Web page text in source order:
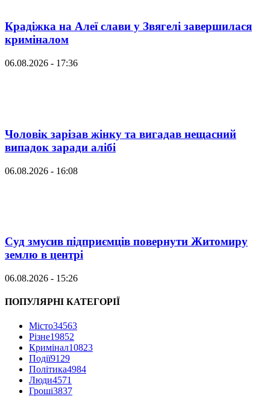
Крадіжка на Алеї слави у Звягелі завершилася
криміналом
06.08.2026 - 17:36
Чоловік зарізав жінку та вигадав нещасний
випадок заради алібі
06.08.2026 - 16:08
Суд змусив підприємців повернути Житомиру
землю в центрі
06.08.2026 - 15:26
ПОПУЛЯРНІ КАТЕГОРІЇ
Місто34563
Різне19852
Кримінал10823
Події9129
Політика4984
Люди4571
Гроші3837